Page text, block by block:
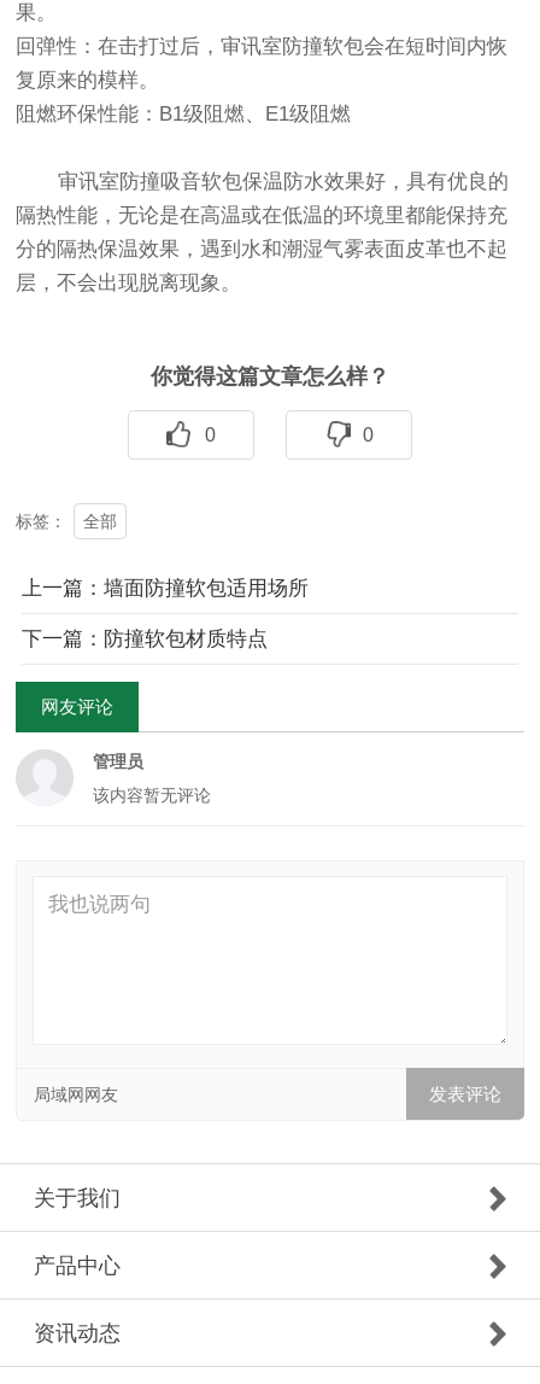
果。
回弹性：在击打过后，审讯室防撞软包会在短时间内恢
复原来的模样。
阻燃环保性能：B1级阻燃、E1级阻燃
审讯室防撞吸音软包保温防水效果好，具有优良的
隔热性能，无论是在高温或在低温的环境里都能保持充
分的隔热保温效果，遇到水和潮湿气雾表面皮革也不起
层，不会出现脱离现象。
你觉得这篇文章怎么样？
0 0
标签： 全部
上一篇：墙面防撞软包适用场所
下一篇：防撞软包材质特点
网友评论
管理员
该内容暂无评论
局域网网友
关于我们
产品中心
资讯动态